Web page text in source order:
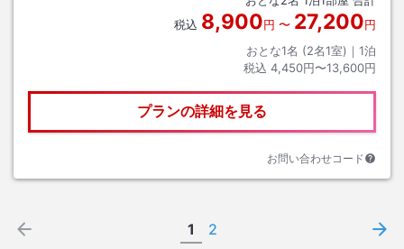
税込 8,900円 〜 27,200円
おとな1名 (2名1室)｜ 1泊
税込 4,450円〜13,600円
プランの詳細を見る
お問い合わせコード
1 2